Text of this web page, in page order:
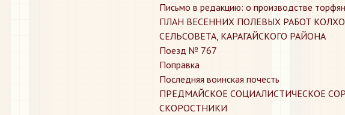
Письмо в редакцию: о производстве
ПЛАН ВЕСЕННИХ ПОЛЕВЫХ РАБОТ
СЕЛЬСОВЕТА, КАРАГАЙСКОГО РАЙОНА
Поезд № 767
Поправка
Последняя воинская почесть
ПРЕДМАЙСКОЕ СОЦИАЛИСТИЧЕСКОЕ
СКОРОСТНИКИ